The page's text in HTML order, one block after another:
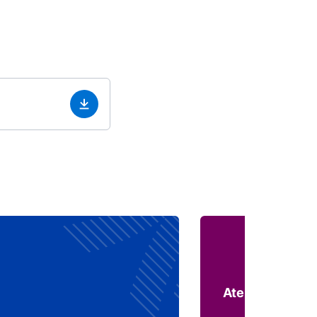
Ateliers